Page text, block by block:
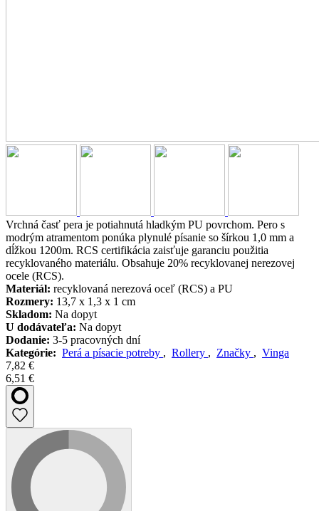
Vrchná časť pera je potiahnutá hladkým PU povrchom. Pero s
modrým atramentom ponúka plynulé písanie so šírkou 1,0 mm a
dĺžkou 1200m. RCS certifikácia zaisťuje garanciu použitia
recyklovaného materiálu. Obsahuje 20% recyklovanej nerezovej
ocele (RCS).
Materiál: recyklovaná nerezová oceľ (RCS) a PU
Rozmery: 13,7 x 1,3 x 1 cm
Skladom: Na dopyt
U dodávateľa: Na dopyt
Dodanie: 3-5 pracovných dní
Kategórie: Perá a písacie potreby , Rollery , Značky , Vinga
7,82 €
6,51 €